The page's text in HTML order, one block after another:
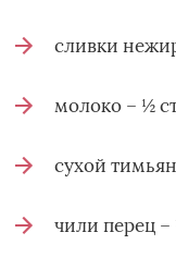
сливки
молоко – ½
сухой
чили перец